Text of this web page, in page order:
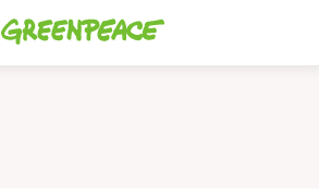
Greenpeace